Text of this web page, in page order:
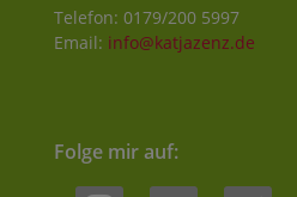
Telefon: 0179/200 5997
Email: info@katjazenz.de
Folge mir auf:
instagram youtube telegram